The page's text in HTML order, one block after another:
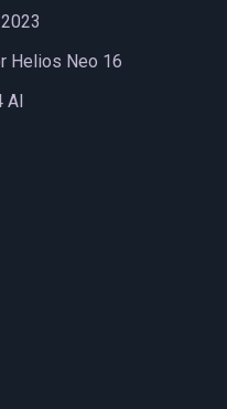
Helios Neo 16
AI